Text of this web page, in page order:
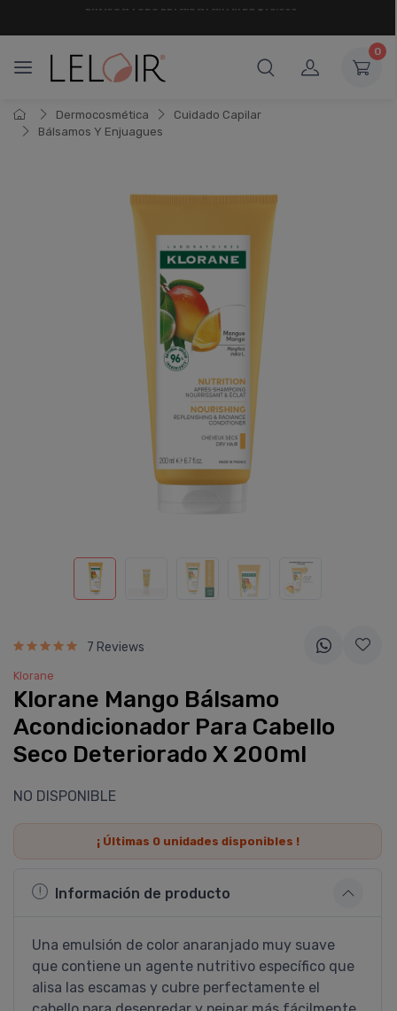
0
Dermocosmética
Cuidado Capilar
Bálsamos Y Enjuagues
7 Reviews
Klorane
Klorane Mango Bálsamo
Acondicionador Para Cabello
Seco Deteriorado X 200ml
NO DISPONIBLE
¡ Últimas 0unidades disponibles !
Información de producto
Una emulsión de color anaranjado muy suave
que contiene un agente nutritivo especí­fico que
alisa las escamas y cubre perfectamente el